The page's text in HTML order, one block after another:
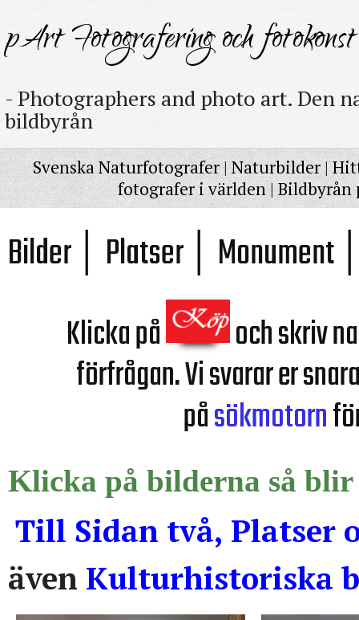
pArt Fotografering och fotokonst
- Photographers and photo art. Den
bildbyrån
Svenska Naturfotografer|Naturbilder|
fotografer i världen|Bildbyrån
Bilder │ Platser │ Monument
Klicka på
och skriv
förfrågan. Vi svarar er
påsökmotorn
Klicka på bilderna så blir
Till Sidan två, Platser
även Kulturhistoriska